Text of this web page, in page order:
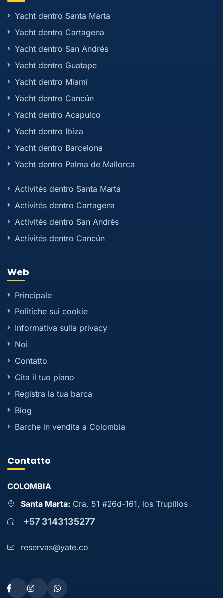
Yacht dentro Santa Marta
Yacht dentro Cartagena
Yacht dentro San Andrés
Yacht dentro Guatape
Yacht dentro Miami
Yacht dentro Cancún
Yacht dentro Acapulco
Yacht dentro Ibiza
Yacht dentro Barcelona
Yacht dentro Palma de Mallorca
Activités dentro Santa Marta
Activités dentro Cartagena
Activités dentro San Andrés
Activités dentro Cancún
Web
Principale
Politiche sui cookie
Informativa sulla privacy
Noi
Contatto
Cita il tuo piano
Registra la tua barca
Blog
Barche in vendita a Colombia
Contatto
COLOMBIA
Santa Marta: Cra. 51 #26d-161, los Trupillos
+57 3143135277
reservas@yate.co